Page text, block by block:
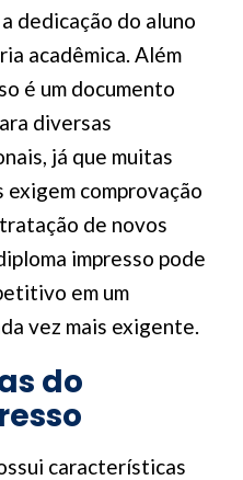
dedicação do aluno
acadêmica. Além
é um documento
diversas
já que muitas
comprovação
de novos
impresso pode
em um
vez mais exigente.
do
características